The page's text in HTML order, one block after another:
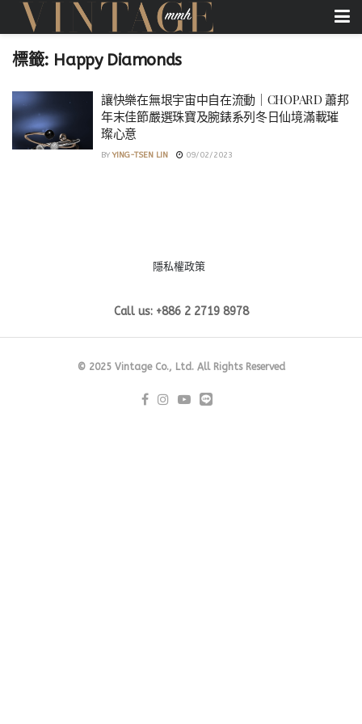
標籤: Happy Diamonds
讓快樂在無垠宇宙中自在流動｜CHOPARD 蕭邦
年末佳節嚴選珠寶及腕錶系列冬日仙境滿載璀
璨心意
BY YING-TSEN LIN 09/02/2023
隱私權政策
Call us: +886 2 2719 8978
© 2025 Vintage Co., Ltd. All Rights Reserved